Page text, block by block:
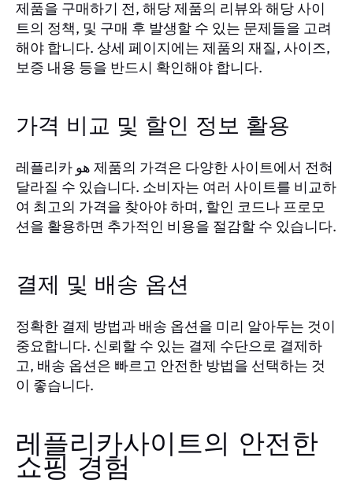
제품을 구매하기 전, 해당 제품의 리뷰와 해당 사이
트의 정책, 및 구매 후 발생할 수 있는 문제들을 고려
해야 합니다. 상세 페이지에는 제품의 재질, 사이즈,
보증 내용 등을 반드시 확인해야 합니다.
가격 비교 및 할인 정보 활용
레플리카 هو 제품의 가격은 다양한 사이트에서 전혀
달라질 수 있습니다. 소비자는 여러 사이트를 비교하
여 최고의 가격을 찾아야 하며, 할인 코드나 프로모
션을 활용하면 추가적인 비용을 절감할 수 있습니다.
결제 및 배송 옵션
정확한 결제 방법과 배송 옵션을 미리 알아두는 것이
중요합니다. 신뢰할 수 있는 결제 수단으로 결제하
고, 배송 옵션은 빠르고 안전한 방법을 선택하는 것
이 좋습니다.
레플리카사이트의 안전한
쇼핑 경험